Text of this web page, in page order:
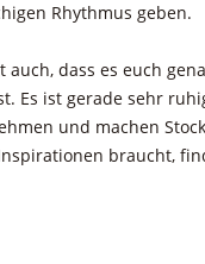
Rhythmus geben.
auch, dass es euch
Es ist gerade sehr
und machen
braucht,